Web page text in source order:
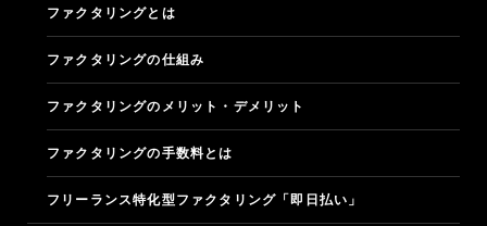
フリーナンスにこめた想い
ビジネスモデル
ロゴとデザイン
ファクタリングとは
ファクタリングの仕組み
ファクタリングのメリット・デメリット
ファクタリングの手数料とは
フリーランス特化型ファクタリング「即日払い」